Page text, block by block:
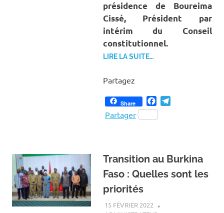
présidence de Boureima
Cissé, Président par
intérim du Conseil
constitutionnel.
LIRE LA SUITE…
Partagez
Share Facebook
Partager
Transition au Burkina
Faso : Quelles sont les
priorités
15 FÉVRIER 2022